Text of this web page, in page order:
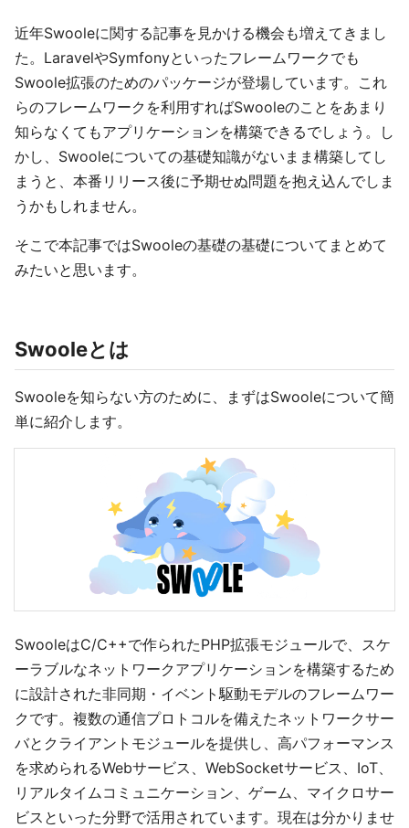
近年Swooleに関する記事を見かける機会も増えてきまし
た。LaravelやSymfonyといったフレームワークでも
Swoole拡張のためのパッケージが登場しています。これ
らのフレームワークを利用すればSwooleのことをあまり
知らなくてもアプリケーションを構築できるでしょう。し
かし、Swooleについての基礎知識がないまま構築してし
まうと、本番リリース後に予期せぬ問題を抱え込んでしま
うかもしれません。
そこで本記事ではSwooleの基礎の基礎についてまとめて
みたいと思います。
Swooleとは
Swooleを知らない方のために、まずはSwooleについて簡
単に紹介します。
SwooleはC/C++で作られたPHP拡張モジュールで、スケ
ーラブルなネットワークアプリケーションを構築するため
に設計された非同期・イベント駆動モデルのフレームワー
クです。複数の通信プロトコルを備えたネットワークサー
バとクライアントモジュールを提供し、高パフォーマンス
を求められるWebサービス、WebSocketサービス、IoT、
リアルタイムコミュニケーション、ゲーム、マイクロサー
ビスといった分野で活用されています。現在は分かりませ